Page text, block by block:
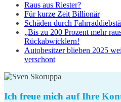
Raus aus Riester?
Für kurze Zeit Billionär
Schäden durch
„Bis zu 200 Prozent mehr
Rückabwicklern!
Autobesitzer blieben 2025
verschont
Ich freue mich auf Ihre